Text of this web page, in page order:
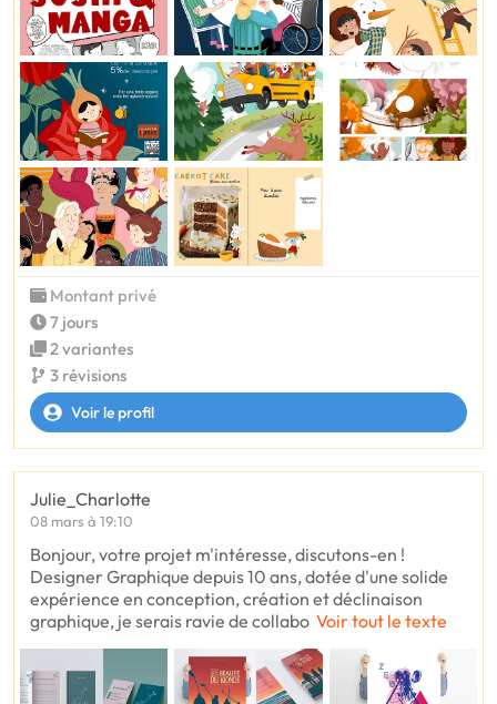
Montant privé
7 jours
2 variantes
3 révisions
Voir le profil
Julie_Charlotte
08 mars à 19:10
Bonjour, votre projet m'intéresse, discutons-en !
Designer Graphique depuis 10 ans, dotée d'une solide
expérience en conception, création et déclinaison
graphique, je serais ravie de collabo Voir tout le texte